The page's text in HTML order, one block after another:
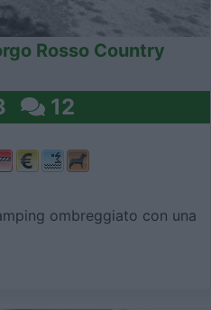
Rosso Country
12
ombreggiato con una